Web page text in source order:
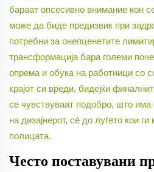
бараат опсесивно внимание кон
може да биде предизвик при
потребни за онепценетите
трансформација бара големи
опрема и обука на работници со
крајот си вреди, бидејќи
се чувствуваат подобро, што
на дизајнерот, сè до луѓето кои
полицата.
Често поставувани